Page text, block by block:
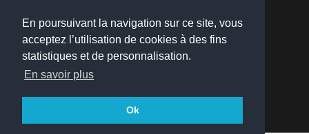
En poursuivant la navigation sur ce site, vous
acceptez l’utilisation de cookies à des fins
statistiques et de personnalisation.
En savoir plus
Ok
Nous contacter
N'hésitez pas à nous contacter pour toutes demandes
Retrouvez toutes nos coordonnées